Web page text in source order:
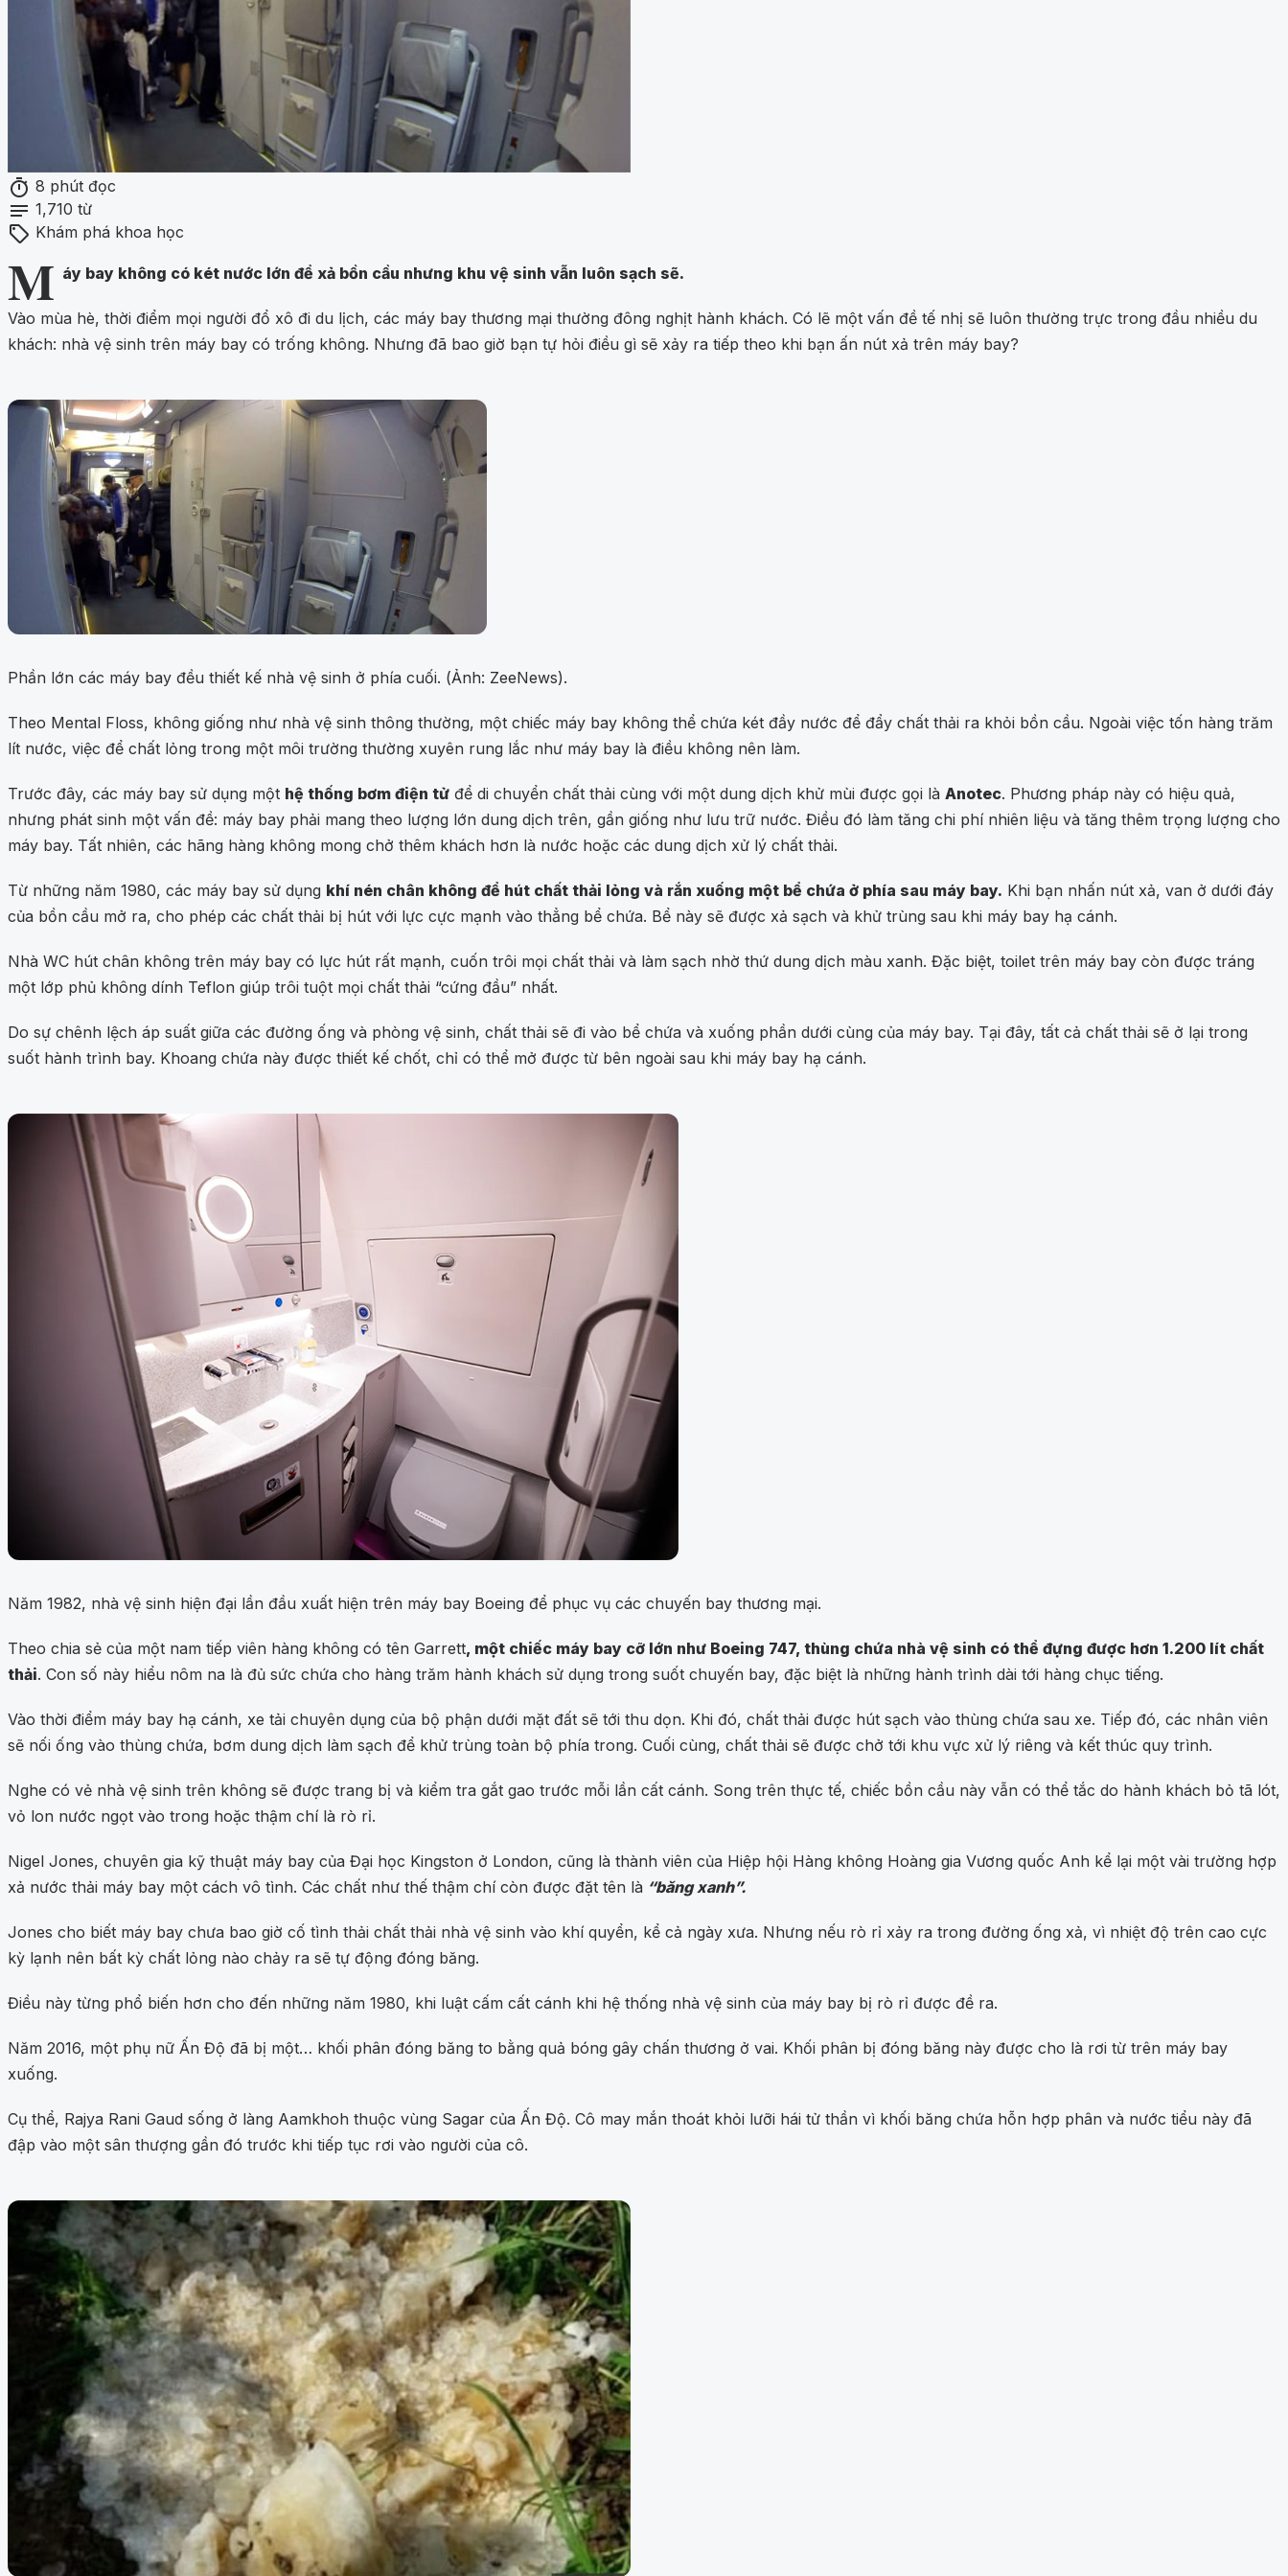
timer 8 phút đọc
notes 1,710 từ
sell Khám phá khoa học
M áy bay không có két nước lớn để xả bồn cầu nhưng khu vệ sinh vẫn luôn sạch sẽ.
Vào mùa hè, thời điểm mọi người đổ xô đi du lịch, các máy bay thương mại thường đông nghịt hành khách. Có lẽ một vấn đề tế nhị sẽ luôn thường trực trong đầu nhiều du
khách: nhà vệ sinh trên máy bay có trống không. Nhưng đã bao giờ bạn tự hỏi điều gì sẽ xảy ra tiếp theo khi bạn ấn nút xả trên máy bay?
Phần lớn các máy bay đều thiết kế nhà vệ sinh ở phía cuối. (Ảnh: ZeeNews).
Theo Mental Floss, không giống như nhà vệ sinh thông thường, một chiếc máy bay không thể chứa két đầy nước để đẩy chất thải ra khỏi bồn cầu. Ngoài việc tốn hàng trăm
lít nước, việc để chất lỏng trong một môi trường thường xuyên rung lắc như máy bay là điều không nên làm.
Trước đây, các máy bay sử dụng một hệ thống bơm điện tử để di chuyển chất thải cùng với một dung dịch khử mùi được gọi là Anotec. Phương pháp này có hiệu quả,
nhưng phát sinh một vấn đề: máy bay phải mang theo lượng lớn dung dịch trên, gần giống như lưu trữ nước. Điều đó làm tăng chi phí nhiên liệu và tăng thêm trọng lượng cho
máy bay. Tất nhiên, các hãng hàng không mong chở thêm khách hơn là nước hoặc các dung dịch xử lý chất thải.
Từ những năm 1980, các máy bay sử dụng khí nén chân không để hút chất thải lỏng và rắn xuống một bể chứa ở phía sau máy bay. Khi bạn nhấn nút xả, van ở dưới đáy
của bồn cầu mở ra, cho phép các chất thải bị hút với lực cực mạnh vào thẳng bể chứa. Bể này sẽ được xả sạch và khử trùng sau khi máy bay hạ cánh.
Nhà WC hút chân không trên máy bay có lực hút rất mạnh, cuốn trôi mọi chất thải và làm sạch nhờ thứ dung dịch màu xanh. Đặc biệt, toilet trên máy bay còn được tráng
một lớp phủ không dính Teflon giúp trôi tuột mọi chất thải “cứng đầu” nhất.
Do sự chênh lệch áp suất giữa các đường ống và phòng vệ sinh, chất thải sẽ đi vào bể chứa và xuống phần dưới cùng của máy bay. Tại đây, tất cả chất thải sẽ ở lại trong
suốt hành trình bay. Khoang chứa này được thiết kế chốt, chỉ có thể mở được từ bên ngoài sau khi máy bay hạ cánh.
Năm 1982, nhà vệ sinh hiện đại lần đầu xuất hiện trên máy bay Boeing để phục vụ các chuyến bay thương mại.
Theo chia sẻ của một nam tiếp viên hàng không có tên Garrett, một chiếc máy bay cỡ lớn như Boeing 747, thùng chứa nhà vệ sinh có thể đựng được hơn 1.200 lít chất
thải. Con số này hiểu nôm na là đủ sức chứa cho hàng trăm hành khách sử dụng trong suốt chuyến bay, đặc biệt là những hành trình dài tới hàng chục tiếng.
Vào thời điểm máy bay hạ cánh, xe tải chuyên dụng của bộ phận dưới mặt đất sẽ tới thu dọn. Khi đó, chất thải được hút sạch vào thùng chứa sau xe. Tiếp đó, các nhân viên
sẽ nối ống vào thùng chứa, bơm dung dịch làm sạch để khử trùng toàn bộ phía trong. Cuối cùng, chất thải sẽ được chở tới khu vực xử lý riêng và kết thúc quy trình.
Nghe có vẻ nhà vệ sinh trên không sẽ được trang bị và kiểm tra gắt gao trước mỗi lần cất cánh. Song trên thực tế, chiếc bồn cầu này vẫn có thể tắc do hành khách bỏ tã lót,
vỏ lon nước ngọt vào trong hoặc thậm chí là rò rỉ.
Nigel Jones, chuyên gia kỹ thuật máy bay của Đại học Kingston ở London, cũng là thành viên của Hiệp hội Hàng không Hoàng gia Vương quốc Anh kể lại một vài trường hợp
xả nước thải máy bay một cách vô tình. Các chất như thế thậm chí còn được đặt tên là “băng xanh”.
Jones cho biết máy bay chưa bao giờ cố tình thải chất thải nhà vệ sinh vào khí quyển, kể cả ngày xưa. Nhưng nếu rò rỉ xảy ra trong đường ống xả, vì nhiệt độ trên cao cực
kỳ lạnh nên bất kỳ chất lỏng nào chảy ra sẽ tự động đóng băng.
Điều này từng phổ biến hơn cho đến những năm 1980, khi luật cấm cất cánh khi hệ thống nhà vệ sinh của máy bay bị rò rỉ được đề ra.
Năm 2016, một phụ nữ Ấn Độ đã bị một… khối phân đóng băng to bằng quả bóng gây chấn thương ở vai. Khối phân bị đóng băng này được cho là rơi từ trên máy bay
xuống.
Cụ thể, Rajya Rani Gaud sống ở làng Aamkhoh thuộc vùng Sagar của Ấn Độ. Cô may mắn thoát khỏi lưỡi hái tử thần vì khối băng chứa hỗn hợp phân và nước tiểu này đã
đập vào một sân thượng gần đó trước khi tiếp tục rơi vào người của cô.